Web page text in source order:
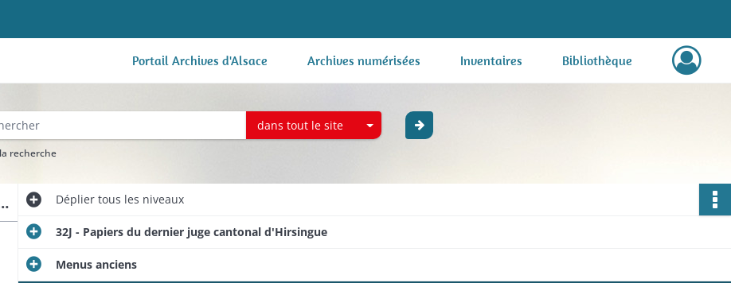
Portail Archives d'Alsace Archives numérisées Inventaires Bibliothèque
dans tout le site
recherche
cantonal d'Hirsingue Dépliertous les niveaux
32J - Papiers du dernier juge cantonal d'Hirsingue
Menus anciens